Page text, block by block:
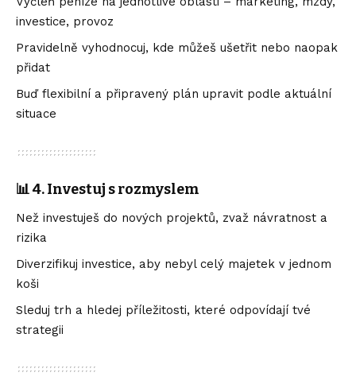
investice, provoz
Pravidelně vyhodnocuj, kde můžeš ušetřit nebo naopak
přidat
Buď flexibilní a připravený plán upravit podle aktuální
situace
📊 4. Investuj s rozmyslem
Než investuješ do nových projektů, zvaž návratnost a
rizika
Diverzifikuj investice, aby nebyl celý majetek v jednom
koši
Sleduj trh a hledej příležitosti, které odpovídají tvé
strategii